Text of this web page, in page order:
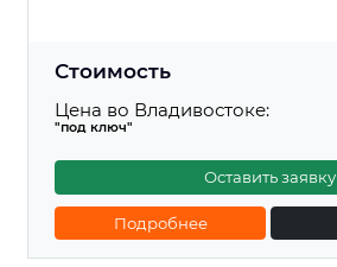
Стоимость
Цена во Владивостоке:
"под ключ"
Оставить заявку
Подробнее